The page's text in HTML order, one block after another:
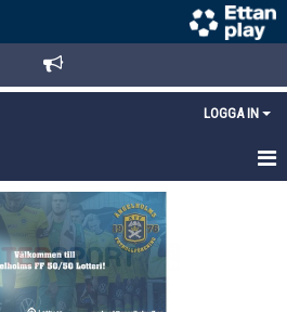
LOGGA IN